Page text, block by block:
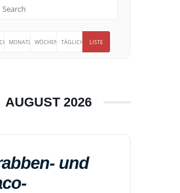
MONATLICHWÖCHENTLICH
TÄGLICH LISTE
AUGUST 2026
und